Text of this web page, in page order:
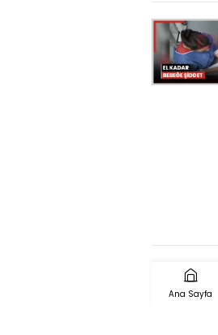
Ana Sayfa